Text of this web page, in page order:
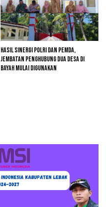
Hasil Sinergi Polri dan Pemda,
Jembatan Penghubung Dua Desa di
Bayah Mulai Digunakan